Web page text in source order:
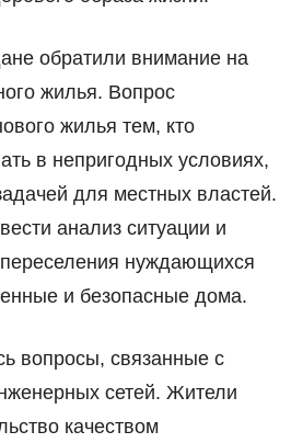
обратили внимание на
жилья. Вопрос
жилья тем, кто
в непригодных условиях,
для местных властей.
анализ ситуации и
переселения нуждающихся
и безопасные дома.
вопросы, связанные с
сетей. Жители
качеством